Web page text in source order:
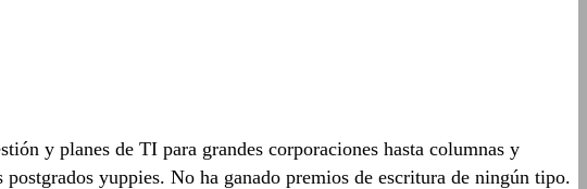
y planes de TI para grandes corporaciones hasta columnas y
yuppies. No ha ganado premios de escritura de ningún tipo.